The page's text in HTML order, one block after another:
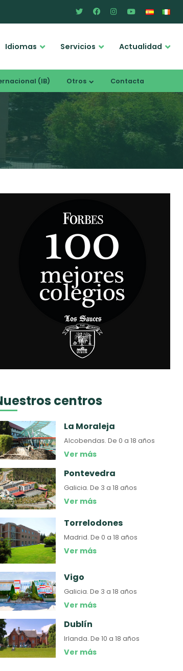
Idiomas Servicios Actualidad
(IB) Otros Contacta
centros
La Moraleja
Alcobendas.De 0 a 18 años
Ver más
Pontevedra
Galicia.De 3 a 18 años
Ver más
Torrelodones
Madrid.De 0 a 18 años
Ver más
Vigo
Galicia.De 3 a 18 años
Ver más
Dublín
Irlanda.De 10 a 18 años
Ver más